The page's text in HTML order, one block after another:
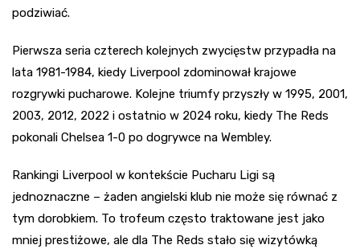
podziwiać.
Pierwsza seria czterech kolejnych zwycięstw przypadła na
lata 1981-1984, kiedy Liverpool zdominował krajowe
rozgrywki pucharowe. Kolejne triumfy przyszły w 1995, 2001,
2003, 2012, 2022 i ostatnio w 2024 roku, kiedy The Reds
pokonali Chelsea 1-0 po dogrywce na Wembley.
Rankingi Liverpool w kontekście Pucharu Ligi są
jednoznaczne – żaden angielski klub nie może się równać z
tym dorobkiem. To trofeum często traktowane jest jako
mniej prestiżowe, ale dla The Reds stało się wizytówką